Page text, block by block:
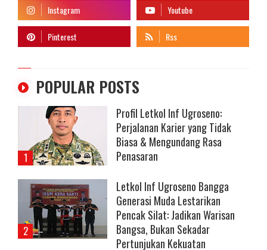
POPULAR POSTS
Profil Letkol Inf Ugroseno:
Perjalanan Karier yang Tidak
Biasa & Mengundang Rasa
Penasaran
Letkol Inf Ugroseno Bangga
Generasi Muda Lestarikan
Pencak Silat: Jadikan Warisan
Bangsa, Bukan Sekadar
Pertunjukan Kekuatan